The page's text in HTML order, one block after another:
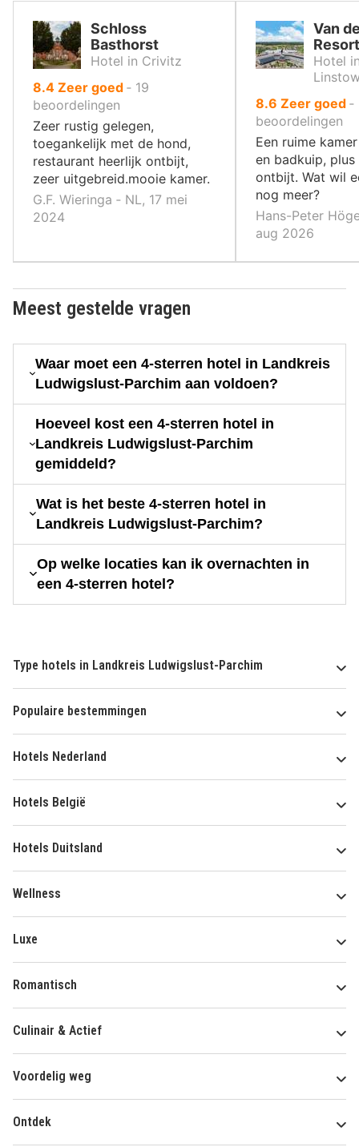
Schloss
Basthorst
Hotel in Crivitz
8.4uit
10
,
Zeer goed ‐ 19
beoordelingen
Zeer rustig gelegen,
toegankelijk met de hond,
restaurant heerlijk ontbijt,
zeer uitgebreid.mooie kamer.
G.F. Wieringa ‐ NL, 17 mei
2024
Van
Hotel
8.6 uit
10
,
Zeer goed‐
beoordelingen
Een ruime
en badkuip,
ontbijt. Wat wil
nog meer?
Hans-Peter
aug 2026
Meest gestelde vragen
Waar moet een 4-sterren hotel in Landkreis
Ludwigslust-Parchim aan voldoen?
Hoeveel kost een 4-sterren hotel in
Landkreis Ludwigslust-Parchim
gemiddeld?
Wat is het beste 4-sterren hotel in
Landkreis Ludwigslust-Parchim?
Op welke locaties kan ik overnachten in
een 4-sterren hotel?
Type hotels in Landkreis Ludwigslust-Parchim
Populaire bestemmingen
Hotels Nederland
Hotels België
Hotels Duitsland
Wellness
Luxe
Romantisch
Culinair & Actief
Voordelig weg
Ontdek